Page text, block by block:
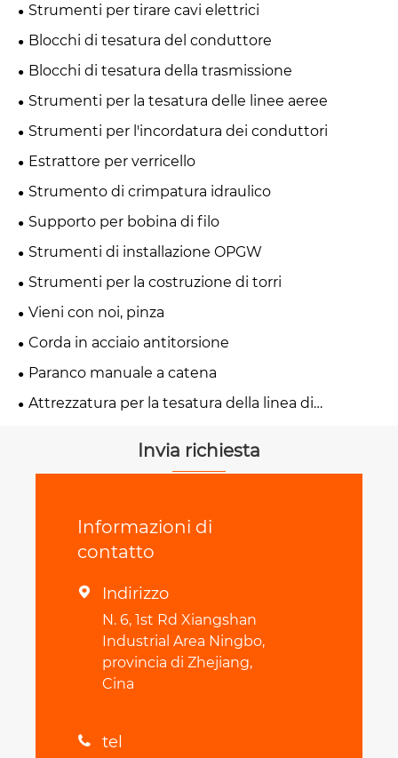
Strumenti per tirare cavi elettrici
Blocchi di tesatura del conduttore
Blocchi di tesatura della trasmissione
Strumenti per la tesatura delle linee aeree
Strumenti per l'incordatura dei conduttori
Estrattore per verricello
Strumento di crimpatura idraulico
Supporto per bobina di filo
Strumenti di installazione OPGW
Strumenti per la costruzione di torri
Vieni con noi, pinza
Corda in acciaio antitorsione
Paranco manuale a catena
Attrezzatura per la tesatura della linea di
Invia richiesta
Informazioni di
contatto
 Indirizzo
N. 6, 1st Rd Xiangshan
Industrial Area Ningbo,
provincia di Zhejiang,
Cina
 tel